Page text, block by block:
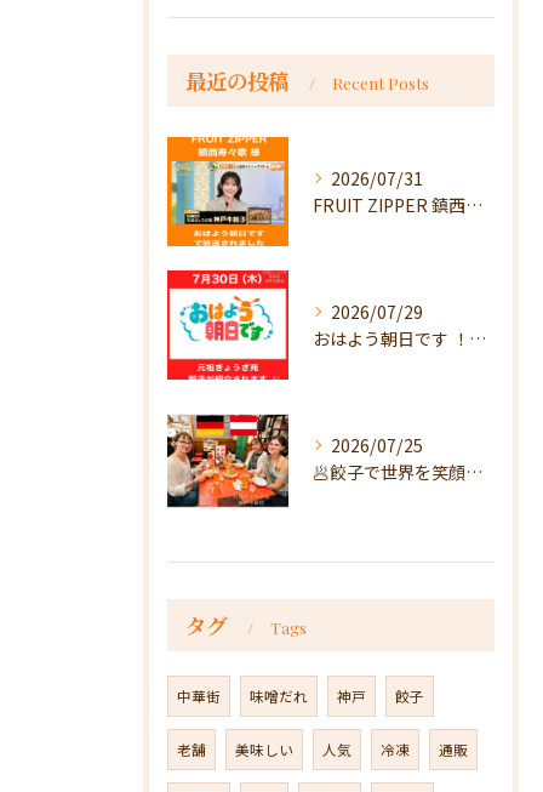
最近の投稿 Recent Posts
2026/07/31
FRUIT ZIPPER 鎮西寿々歌様が！
2026/07/29
おはよう朝日です ！で放送
2026/07/25
🥟餃子で世界を笑顔に🥟
タグ Tags
中華街 味噌だれ 神戸 餃子
老舗 美味しい 人気 冷凍 通販